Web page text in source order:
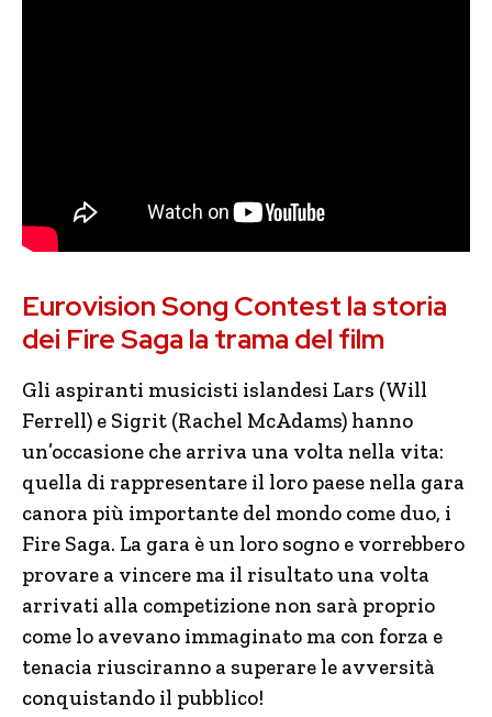
Eurovision Song Contest la storia
dei Fire Saga la trama del film
Gli aspiranti musicisti islandesi Lars (Will
Ferrell) e Sigrit (Rachel McAdams) hanno
un’occasione che arriva una volta nella vita:
quella di rappresentare il loro paese nella gara
canora più importante del mondo come duo, i
Fire Saga. La gara è un loro sogno e vorrebbero
provare a vincere ma il risultato una volta
arrivati alla competizione non sarà proprio
come lo avevano immaginato ma con forza e
tenacia riusciranno a superare le avversità
conquistando il pubblico!